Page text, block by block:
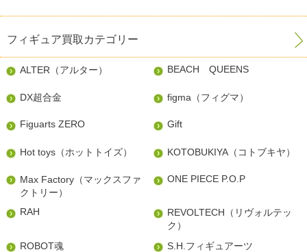
フィギュア買取カテゴリー
ALTER（アルター） BEACH QUEENS
DX超合金 figma（フィグマ）
Figuarts ZERO Gift
Hot toys（ホットトイズ） KOTOBUKIYA（コトブキヤ）
Max Factory（マックスファ
クトリー）
ONE PIECE P.O.P
RAH
REVOLTECH（リヴォルテッ
ク）
ROBOT魂
S.H.フィギュアーツ